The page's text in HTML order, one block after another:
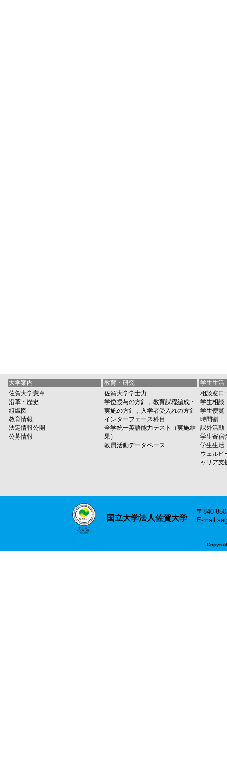
大学案内
佐賀大学憲章
沿革・歴史
組織図
教育情報
法定情報公開
公募情報
教育・研究
佐賀大学学士力
学位授与の方針，教育課程編成・
実施の方針，入学者受入れの方針
インターフェース科目
全学統一英語能力テスト（実施結
果）
教員活動データベース
学生生活
相談窓口
学生相談
学生便覧
時間割
課外活動
学生寄宿
学生生活
ウェルビ
ャリア支
国立大学法人佐賀大学
〒840-
E-